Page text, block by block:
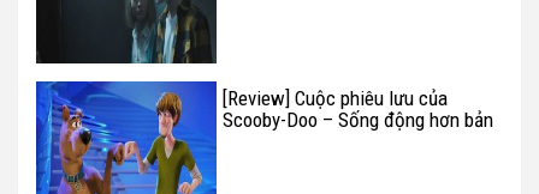
[Review] Cuộc phiêu lưu của
Scooby-Doo – Sống động hơn bản